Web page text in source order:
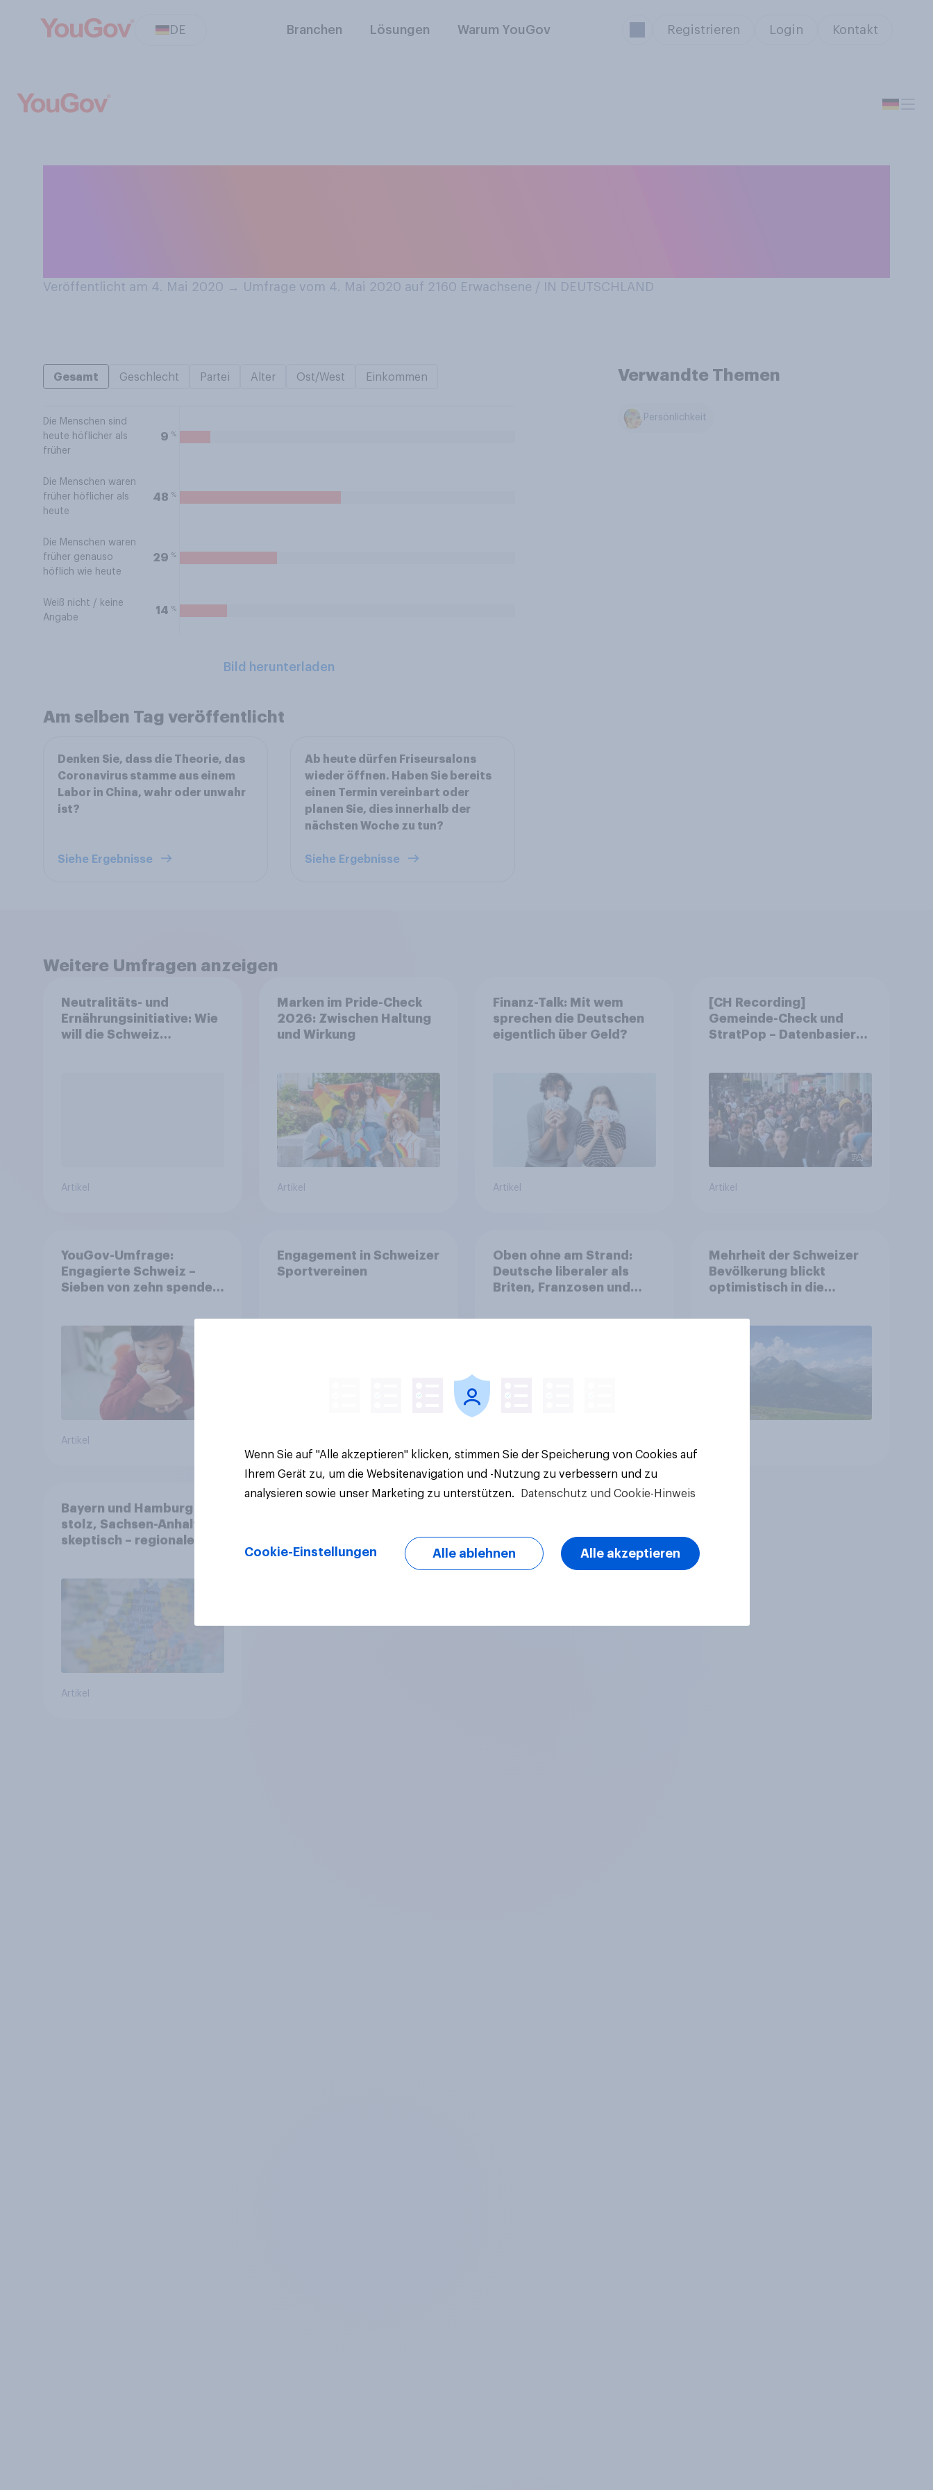
DE Branchen Lösungen Warum YouGov Registrieren Login Kontakt
Veröffentlicht am 4. Mai 2020 → Umfrage vom 4. Mai 2020 auf 2160 Erwachsene / IN DEUTSCHLAND
Gesamt Geschlecht Partei Alter Ost/West Einkommen
Die Menschen sind
heute höflicher als
früher
9 %
Die Menschen waren
früher höflicher als
heute
48 %
Die Menschen waren
früher genauso
höflich wie heute
29 %
Weiß nicht / keine
Angabe
14 %
Bild herunterladen
Verwandte Themen
Persönlichkeit
Am selben Tag veröffentlicht
Denken Sie, dass die Theorie, das
Coronavirus stamme aus einem
Labor in China, wahr oder unwahr
ist?
Siehe Ergebnisse
Ab heute dürfen Friseursalons
wieder öffnen. Haben Sie bereits
einen Termin vereinbart oder
planen Sie, dies innerhalb der
nächsten Woche zu tun?
Siehe Ergebnisse
Weitere Umfragen anzeigen
Neutralitäts- und
Ernährungsinitiative: Wie
will die Schweiz
Artikel
Marken im Pride-Check
2026: Zwischen Haltung
und Wirkung
Artikel
Finanz-Talk: Mit wem
sprechen die Deutschen
eigentlich über Geld?
Artikel
[CH Recording]
Gemeinde-Check und
StratPop – Datenbasierte
Artikel
YouGov-Umfrage:
Engagierte Schweiz –
Sieben von zehn spenden,
Artikel
Engagement in Schweizer
Sportvereinen
Oben ohne am Strand:
Deutsche liberaler als
Briten, Franzosen und
Mehrheit der Schweizer
Bevölkerung blickt
optimistisch in die
betreffen vor allem
Gesundheitswesen und
Altersvorsorge
Bayern und Hamburg
stolz, Sachsen-Anhalt
skeptisch – regionale
Europa im Osten am
Artikel
Wenn Sie auf "Alle akzeptieren" klicken, stimmen Sie der Speicherung von Cookies auf
Ihrem Gerät zu, um die Websitenavigation und -Nutzung zu verbessern und zu
analysieren sowie unser Marketing zu unterstützen.
Datenschutz und Cookie-Hinweis
Cookie-Einstellungen Alle ablehnen Alle akzeptieren